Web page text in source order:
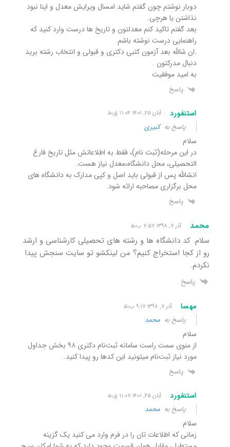
دوبار نوشتم چون گفتم شاید امسال ویرایش معدل و اینا نبود
نذاشتن یا هرچی.
بعد گفتم تاکید کنم معدلتون و تاریخ ها درست وارد کنید که
راهنمایی درست نوشته باشم
.ان شالله بعد آزمون کتبی دکتری و قبولی و انتخاب رشته برید
دنبال مدرکتون .
به امید موفقیت
پاسخ
استنفورد آبان ۲۵, ۱۴۰۱ ۱۱:۰۴ ق٫ظ
پاسخ بهکبیری
سلام
در این مرحله(ثبت نام)، فقط به اطلاعاتش مثل تاریخ فارغ
التحصیلی، محل دانشگاه،معدل نیاز هست.
انشالله پس از قبولی باید اصل و کپی مدارک به دانشگاه های
محل برگزاری مصاحبه ارائه شود.
پاسخ
محمد آذر ۷, ۱۳۹۸ ۷:۵۷ ب٫ظ
سلام. کد دانشگاه ها و رشته های تحصیلی کارشناسی و ارشد
رو از کجا استخراج کنیم؟ من لینکشو تو سایت سنجش پیدا
نکردم.
پاسخ
مهسا آذر ۷, ۱۳۹۸ ۹:۱۷ ب٫ظ
پاسخ به محمد
سلام
از منوی سمت راست سامانه ثبت‌نام دکتری ۹۸ بخش جداول
مورد نیاز ثبت‌نام میتونید این کدها رو پیدا کنید.
پاسخ
استنفورد آبان ۲۵, ۱۴۰۱ ۱۱:۰۷ ق٫ظ
پاسخ به محمد
سلام
زمانی که اطلاعات تان را در فرم وارد می کنید یک گزینه